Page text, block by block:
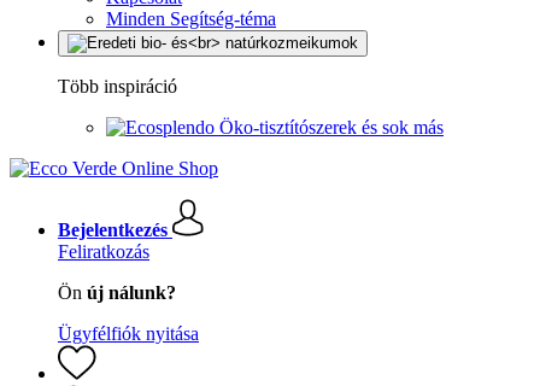
Minden Segítség-téma
Több inspiráció
Öko-tisztítószerek és sok más
Bejelentkezés
Feliratkozás
Ön új nálunk?
Ügyfélfiók nyitása